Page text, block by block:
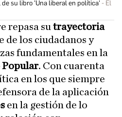
su libro 'Una liberal en política'
El
repasa su trayectoria
de los ciudadanos y
fundamentales en la
. Con cuarenta
en los que siempre
de la aplicación
en la gestión de lo